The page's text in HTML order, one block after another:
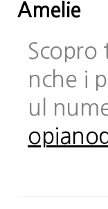
Amelie
Scopro
nche i
ul